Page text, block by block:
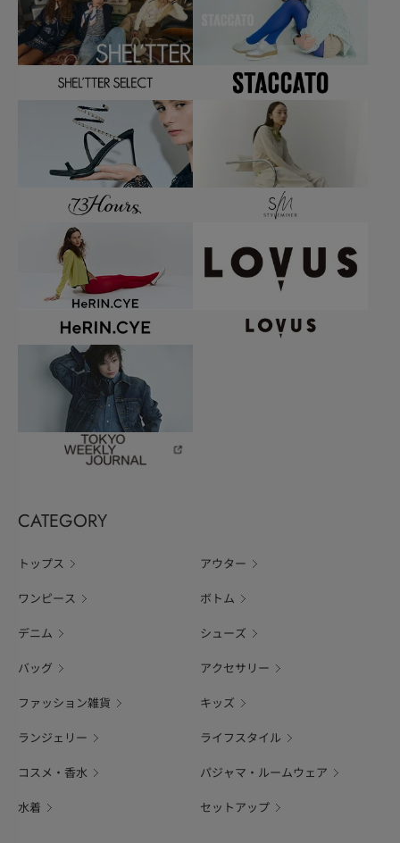
CATEGORY
トップス アウター
ワンピース ボトム
デニム シューズ
バッグ アクセサリー
ファッション雑貨 キッズ
ランジェリー ライフスタイル
コスメ・香水 パジャマ・ルームウェア
水着 セットアップ